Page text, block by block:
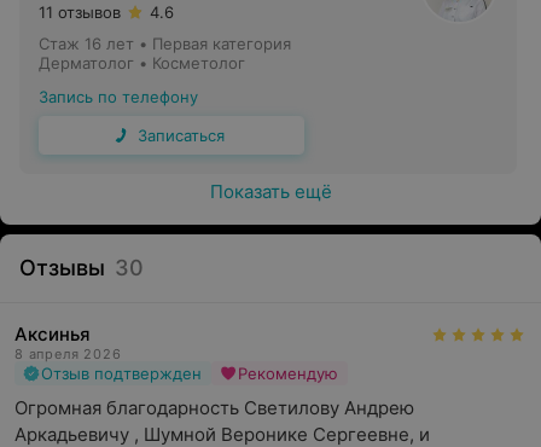
11 отзывов
4.6
Стаж 16 лет • Первая категория
Дерматолог • Косметолог
Запись по телефону
Записаться
Показать ещё
Отзывы 30
Аксинья
8 апреля 2026
Отзыв подтвержден Рекомендую
Огромная благодарность Светилову Андрею
Аркадьевичу , Шумной Веронике Сергеевне, и